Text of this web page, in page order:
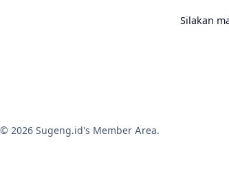
Silakan
© 2026 Sugeng.id's Member Area.